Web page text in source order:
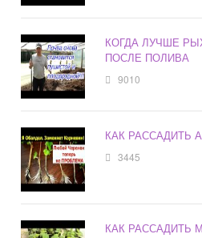
КОГДА ЛУЧШЕ
ПОСЛЕ ПОЛИВА
9010
КАК РАССАДИТЬ
3445
КАК РАССАДИТЬ